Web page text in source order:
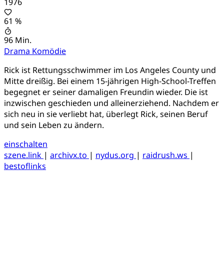
61 %
96 Min.
Drama Komödie
Rick ist Rettungsschwimmer im Los Angeles County und
Mitte dreißig. Bei einem 15-jährigen High-School-Treffen
begegnet er seiner damaligen Freundin wieder. Die ist
inzwischen geschieden und alleinerziehend. Nachdem er
sich neu in sie verliebt hat, überlegt Rick, seinen Beruf
und sein Leben zu ändern.
einschalten
szene.link | archivx.to | nydus.org | raidrush.ws |
bestoflinks